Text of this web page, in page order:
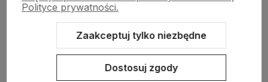
ul. Farysa 60b, Warszawa
Rowery crossowe i miejskie (Marin, NS Bikes, Polka)
Punkt odbioru i serwis
© 2025 Kazoora BIKE & piBike. Wszelkie prawa zastrzeżone.
Polityce prywatności.
Zaakceptuj tylko niezbędne
Dostosuj zgody